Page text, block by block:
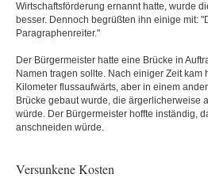
Wirtschaftsförderung ernannt hatte, wurde
besser. Dennoch begrüßten ihn einige mit:
Paragraphenreiter."
Der Bürgermeister hatte eine Brücke in
Namen tragen sollte. Nach einiger Zeit kam
Kilometer flussaufwärts, aber in einem
Brücke gebaut wurde, die ärgerlicherweise
würde. Der Bürgermeister hoffte inständig,
anschneiden würde.
Versunkene Kosten